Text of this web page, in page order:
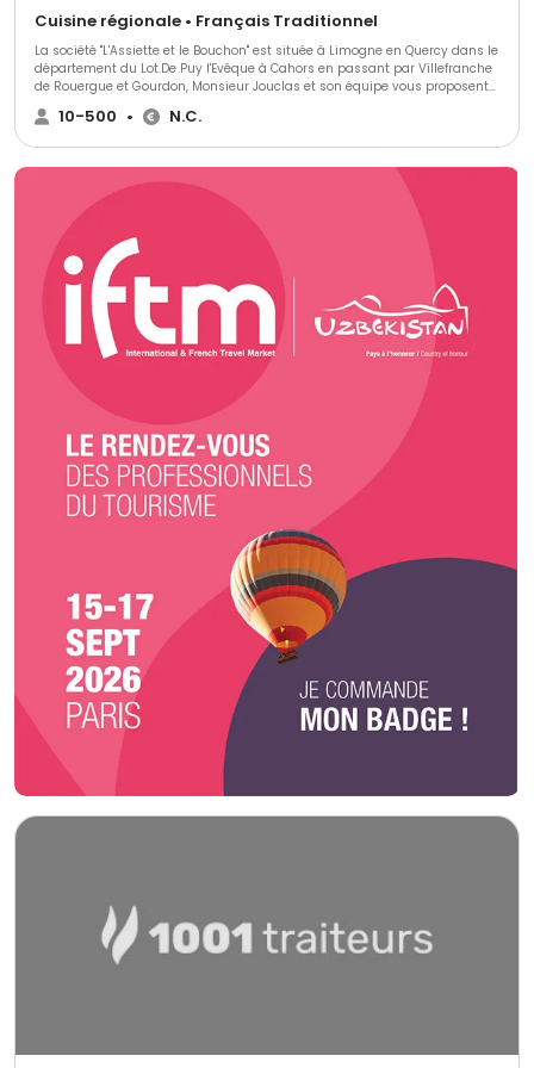
Cuisine régionale • Français Traditionnel
La société "L'Assiette et le Bouchon" est située à Limogne en Quercy dans le
département du Lot.De Puy l'Evêque à Cahors en passant par Villefranche
de Rouergue et Gourdon, Monsieur Jouclas et son équipe vous proposent
leurs sevices de traiteur.L'Assiette et le Bouchon, c'est plus de quinze
années d'activité dans le métier de traiteur.Nous vous proposons une
mariage.Pour toutes informations complémentaires, contactez L'Assiette
et le Bouchon ou retrouvez nous à notre boutique de Limogne en Quercy.A
bientôt pour préparer et élaborer ensemble des menus pour vos
réceptions !
10-500 • N.C.